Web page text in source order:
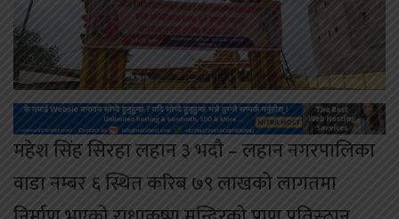
महेश सिंह सिरहा लहान ३ भदौ – लहान नगरपालिका
वाडा नम्बर ६ स्थित करिब ७९ लाखको लागतमा